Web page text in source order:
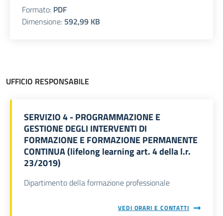
Formato: PDF
Dimensione: 592,99 KB
UFFICIO RESPONSABILE
SERVIZIO 4 - PROGRAMMAZIONE E
GESTIONE DEGLI INTERVENTI DI
FORMAZIONE E FORMAZIONE PERMANENTE
CONTINUA (lifelong learning art. 4 della l.r.
23/2019)
Dipartimento della formazione professionale
VEDI ORARI E CONTATTI